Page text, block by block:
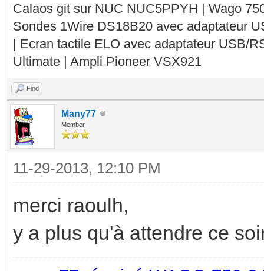
Calaos git sur NUC NUC5PPYH | Wago
Sondes 1Wire DS18B20 avec adaptateur
| Ecran tactile ELO avec adaptateur USB/
Ultimate | Ampli Pioneer VSX921
Find
Many77
Member
11-29-2013, 12:10 PM
merci raoulh,
y a plus qu'à attendre ce